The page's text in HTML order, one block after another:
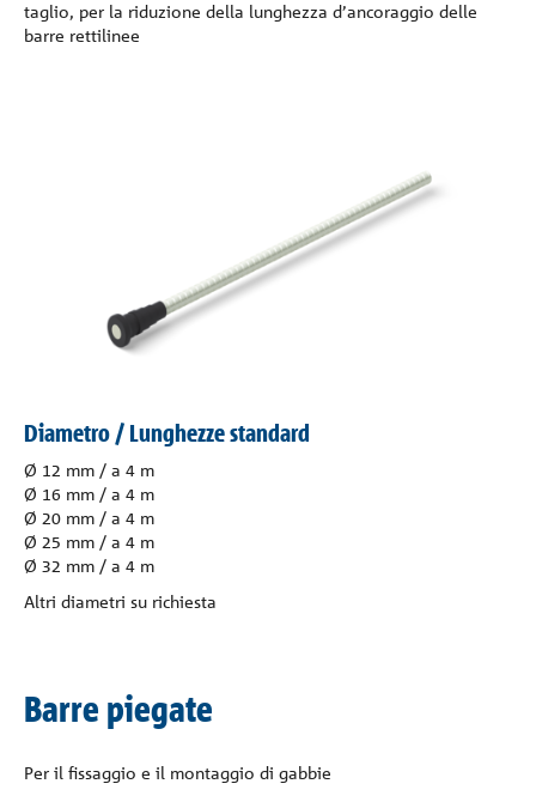
taglio, per la riduzione della lunghezza d’ancoraggio delle
barre rettilinee
Diametro / Lunghezze standard
Ø 12 mm / a 4 m
Ø 16 mm / a 4 m
Ø 20 mm / a 4 m
Ø 25 mm / a 4 m
Ø 32 mm / a 4 m
Altri diametri su richiesta
Barre piegate
Per il fissaggio e il montaggio di gabbie